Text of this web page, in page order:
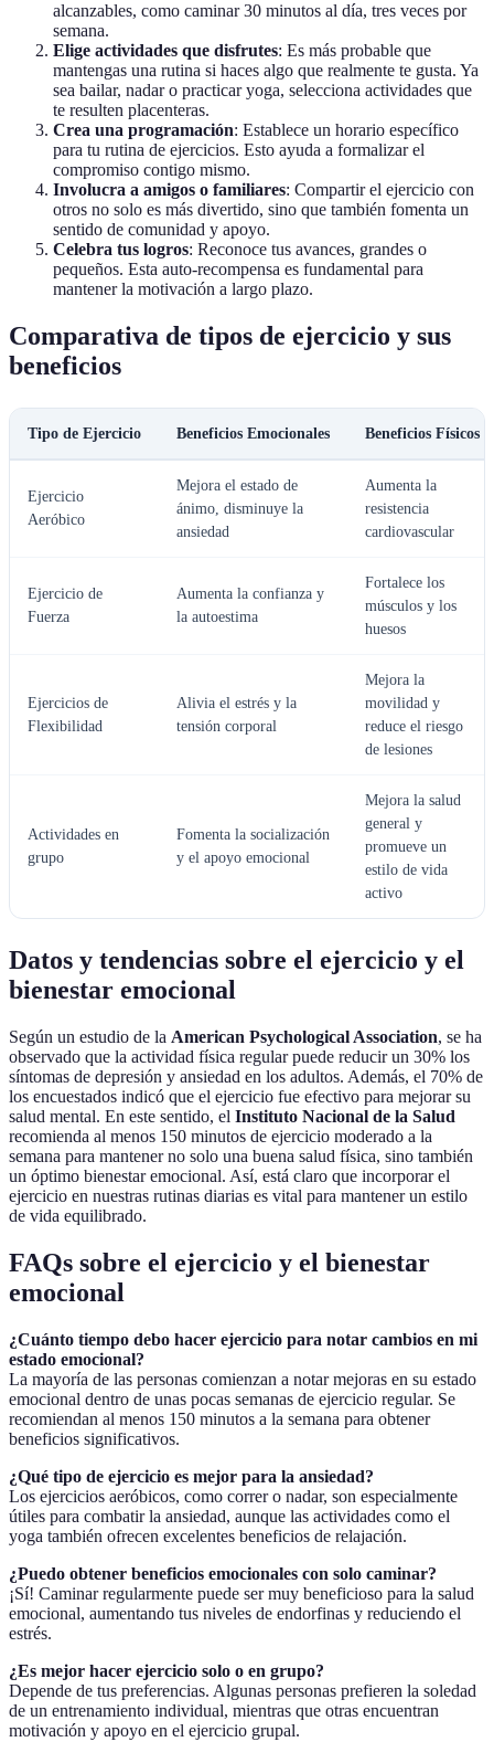
alcanzables, como caminar 30 minutos al día, tres veces por
semana.
Elige actividades que disfrutes: Es más probable que
mantengas una rutina si haces algo que realmente te gusta. Ya
sea bailar, nadar o practicar yoga, selecciona actividades que
te resulten placenteras.
Crea una programación: Establece un horario específico
para tu rutina de ejercicios. Esto ayuda a formalizar el
compromiso contigo mismo.
Involucra a amigos o familiares: Compartir el ejercicio con
otros no solo es más divertido, sino que también fomenta un
sentido de comunidad y apoyo.
Celebra tus logros: Reconoce tus avances, grandes o
pequeños. Esta auto-recompensa es fundamental para
mantener la motivación a largo plazo.
Comparativa de tipos de ejercicio y sus
beneficios
Tipo de Ejercicio Beneficios Emocionales Beneficios Físicos
Ejercicio
Aeróbico
Mejora el estado de
ánimo, disminuye la
ansiedad
Aumenta la
resistencia
cardiovascular
Ejercicio de
Fuerza
Aumenta la confianza y
la autoestima
Fortalece los
músculos y los
huesos
Ejercicios de
Flexibilidad
Alivia el estrés y la
tensión corporal
Mejora la
movilidad y
reduce el riesgo
de lesiones
Actividades en
grupo
Fomenta la socialización
y el apoyo emocional
Mejora la salud
general y
promueve un
estilo de vida
activo
Datos y tendencias sobre el ejercicio y el
bienestar emocional
Según un estudio de la American Psychological Association, se ha
observado que la actividad física regular puede reducir un 30% los
síntomas de depresión y ansiedad en los adultos. Además, el 70% de
los encuestados indicó que el ejercicio fue efectivo para mejorar su
salud mental. En este sentido, el Instituto Nacional de la Salud
recomienda al menos 150 minutos de ejercicio moderado a la
semana para mantener no solo una buena salud física, sino también
un óptimo bienestar emocional. Así, está claro que incorporar el
ejercicio en nuestras rutinas diarias es vital para mantener un estilo
de vida equilibrado.
FAQs sobre el ejercicio y el bienestar
emocional
¿Cuánto tiempo debo hacer ejercicio para notar cambios en mi
estado emocional?
La mayoría de las personas comienzan a notar mejoras en su estado
emocional dentro de unas pocas semanas de ejercicio regular. Se
recomiendan al menos 150 minutos a la semana para obtener
beneficios significativos.
¿Qué tipo de ejercicio es mejor para la ansiedad?
Los ejercicios aeróbicos, como correr o nadar, son especialmente
útiles para combatir la ansiedad, aunque las actividades como el
yoga también ofrecen excelentes beneficios de relajación.
¿Puedo obtener beneficios emocionales con solo caminar?
¡Sí! Caminar regularmente puede ser muy beneficioso para la salud
emocional, aumentando tus niveles de endorfinas y reduciendo el
estrés.
¿Es mejor hacer ejercicio solo o en grupo?
Depende de tus preferencias. Algunas personas prefieren la soledad
de un entrenamiento individual, mientras que otras encuentran
motivación y apoyo en el ejercicio grupal.